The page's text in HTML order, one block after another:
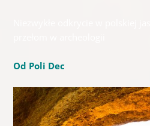
Od Poli Dec